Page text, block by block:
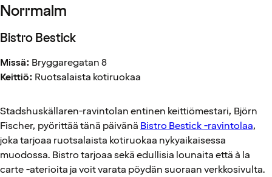
Norrmalm
Bistro Bestick
Missä: Bryggaregatan 8
Keittiö: Ruotsalaista kotiruokaa
Stadshuskällaren-ravintolan entinen keittiömestari, Björn
Fischer, pyörittää tänä päivänä Bistro Bestick -ravintolaa,
joka tarjoaa ruotsalaista kotiruokaa nykyaikaisessa
muodossa. Bistro tarjoaa sekä edullisia lounaita että à la
carte -aterioita ja voit varata pöydän suoraan verkkosivulta.